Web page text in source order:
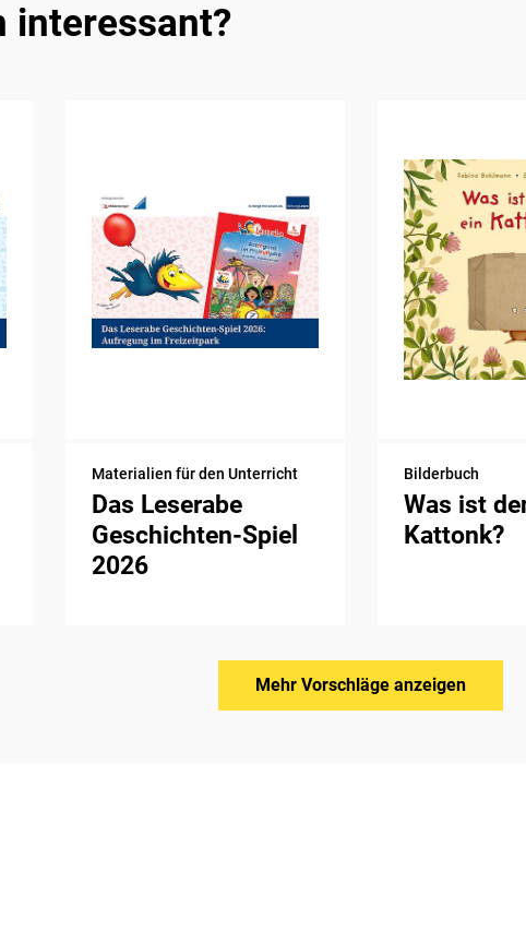
interessant?
Materialien für den Unterricht
Das Leserabe
Geschichten-Spiel
2026
Bilderbuch
Was ist
Kattonk?
Mehr Vorschläge anzeigen